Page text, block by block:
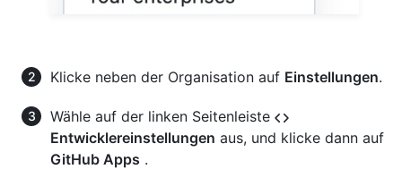
Klicke neben der Organisation auf Einstellungen.
Wähle auf der linken Seitenleiste
Entwicklereinstellungen aus, und klicke dann auf
GitHub Apps .